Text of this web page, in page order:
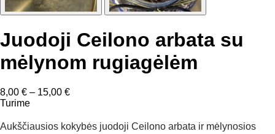
Juodoji Ceilono arbata su
mėlynom rugiagėlėm
8,00 € – 15,00 €Price
through
Turime
Aukščiausios kokybės juodoji Ceilono arbata ir mėlynosios